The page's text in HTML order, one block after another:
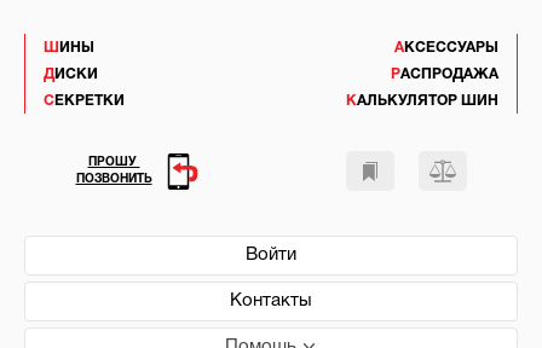
ШИНЫ
ДИСКИ
СЕКРЕТКИ
АКСЕССУАРЫ
РАСПРОДАЖА
КАЛЬКУЛЯТОР ШИН
Войти
Контакты
ПРОШУ
ПОЗВОНИТЬ